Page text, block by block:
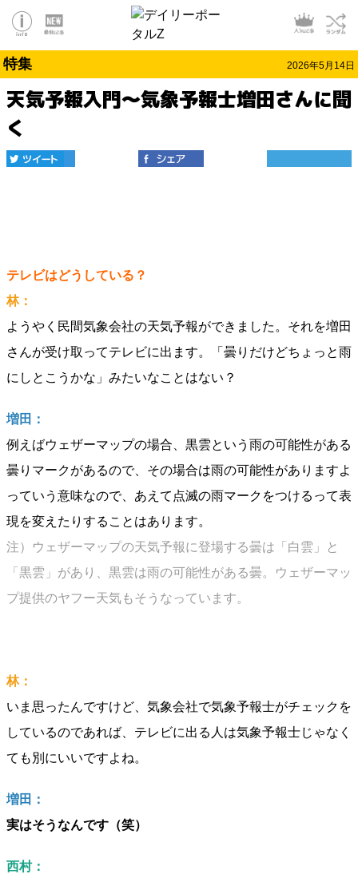
特集 2026年5月14日
天気予報入門～気象予報士増田さんに聞
く
テレビはどうしている？
林：
ようやく民間気象会社の天気予報ができました。それを増田
さんが受け取ってテレビに出ます。「曇りだけどちょっと雨
にしとこうかな」みたいなことはない？
増田：
例えばウェザーマップの場合、黒雲という雨の可能性がある
曇りマークがあるので、その場合は雨の可能性がありますよ
っていう意味なので、あえて点滅の雨マークをつけるって表
現を変えたりすることはあります。
注）ウェザーマップの天気予報に登場する曇は「白雲」と
「黒雲」があり、黒雲は雨の可能性がある曇。ウェザーマッ
プ提供のヤフー天気もそうなっています。
林：
いま思ったんですけど、気象会社で気象予報士がチェックを
しているのであれば、テレビに出る人は気象予報士じゃなく
ても別にいいですよね。
増田：
実はそうなんです（笑）
西村：